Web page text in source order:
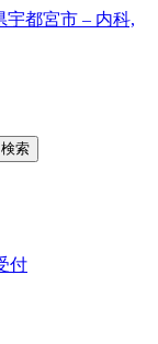
検索